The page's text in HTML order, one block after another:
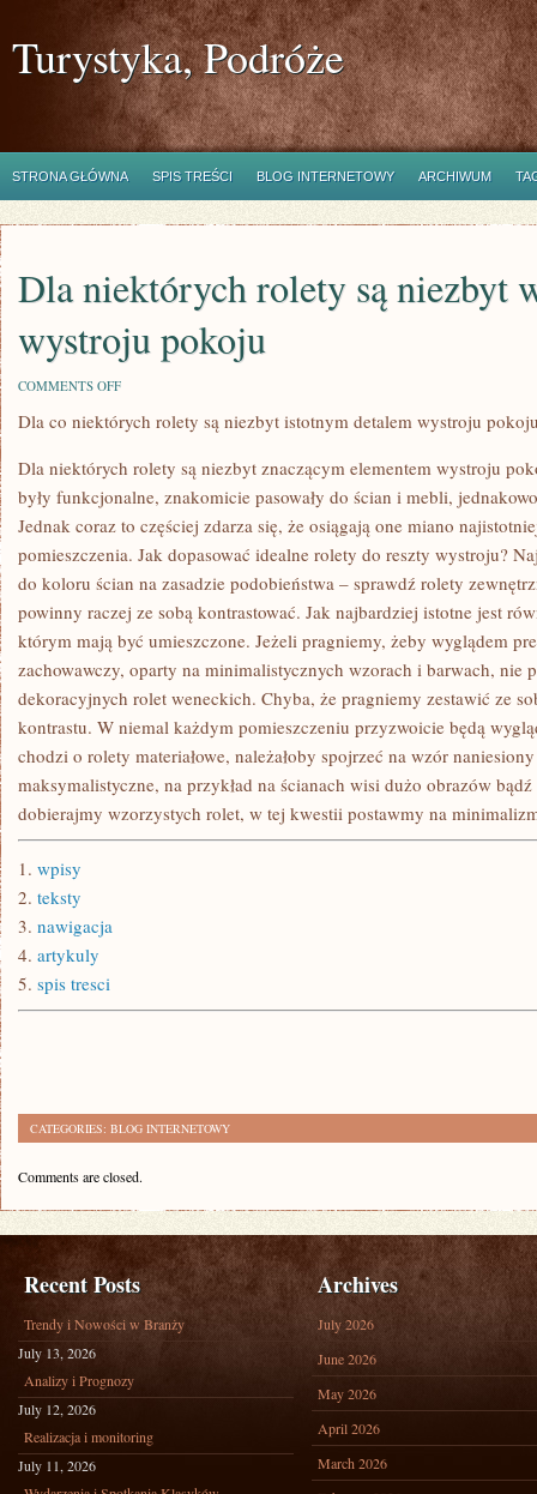
Turystyka, Podróże
STRONA GŁÓWNA SPIS TREŚCI BLOG INTERNETOWY ARCHIWUM
Dla niektórych rolety są niezbyt
wystroju pokoju
COMMENTS OFFON
NIEKTÓRYCH
ROLETY
NIEZBYT
WAŻNYM
DETALEM
WYSTROJU
POKOJU
Dla co niektórych rolety są niezbyt istotnym detalem wystroju
Dla niektórych rolety są niezbyt znaczącym elementem wystroju
były funkcjonalne, znakomicie pasowały do ścian i mebli,
Jednak coraz to częściej zdarza się, że osiągają one miano
pomieszczenia. Jak dopasować idealne rolety do reszty wystroju?
do koloru ścian na zasadzie podobieństwa – sprawdź rolety
powinny raczej ze sobą kontrastować. Jak najbardziej istotne jest
którym mają być umieszczone. Jeżeli pragniemy, żeby wyglądem
zachowawczy, oparty na minimalistycznych wzorach i barwach, nie
dekoracyjnych rolet weneckich. Chyba, że pragniemy zestawić ze
kontrastu. W niemal każdym pomieszczeniu przyzwoicie będą
chodzi o rolety materiałowe, należałoby spojrzeć na wzór
maksymalistyczne, na przykład na ścianach wisi dużo obrazów
dobierajmy wzorzystych rolet, w tej kwestii postawmy na
1. wpisy
2. teksty
3. nawigacja
4. artykuly
5. spis tresci
CATEGORIES: BLOG INTERNETOWY
Comments are closed.
Recent Posts
Trendy i Nowości w Branży
July 13, 2026
Analizy i Prognozy
July 12, 2026
Realizacja i monitoring
July 11, 2026
Archives
July 2026
June 2026
May 2026
April 2026
March 2026